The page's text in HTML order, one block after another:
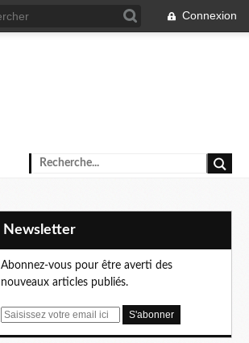
Connexion
Newsletter
Abonnez-vous pour être averti des
nouveaux articles publiés.
E